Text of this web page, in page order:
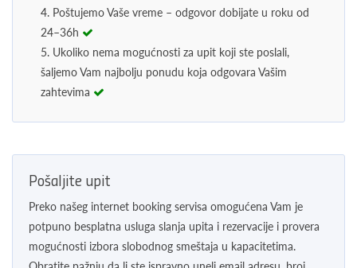
4. Poštujemo Vaše vreme – odgovor dobijate u roku od
24–36h
5. Ukoliko nema mogućnosti za upit koji ste poslali,
šaljemo Vam najbolju ponudu koja odgovara Vašim
zahtevima
Pošaljite upit
Preko našeg internet booking servisa omogućena Vam je
potpuno besplatna usluga slanja upita i rezervacije i provera
mogućnosti izbora slobodnog smeštaja u kapacitetima.